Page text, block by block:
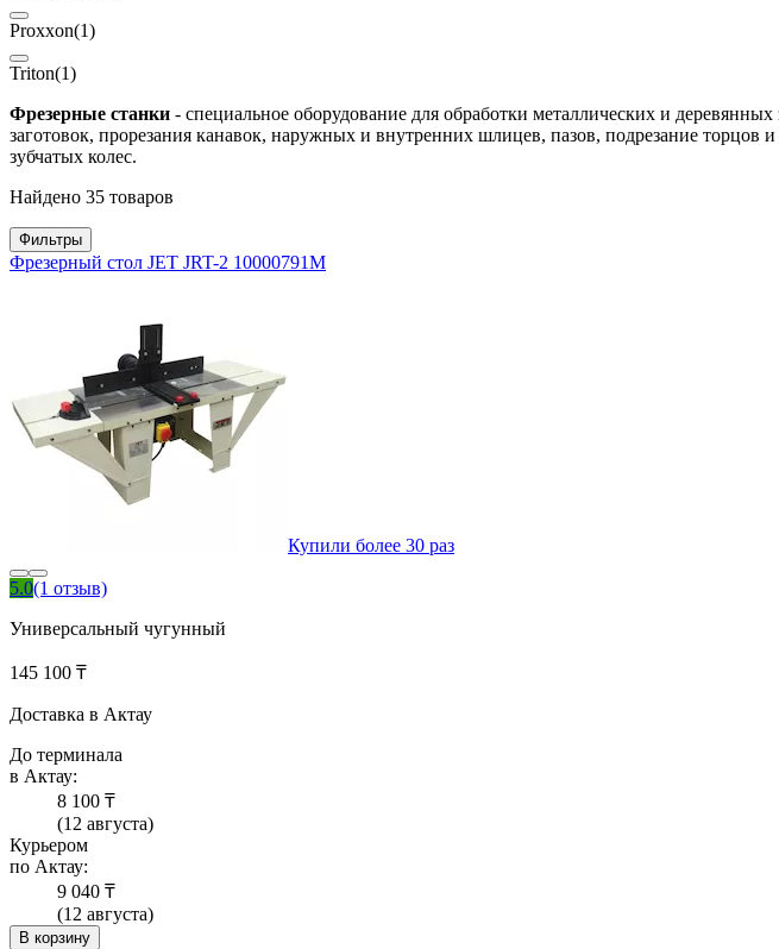
Proxxon(1)
Triton(1)
Фрезерные станки - специальное оборудование для обработки металлических и
заготовок, прорезания канавок, наружных и внутренних шлицев, пазов, подрезание
зубчатых колес.
Найдено 35 товаров
Фильтры
Фрезерный стол JET JRT-2 10000791M
Купили более 30 раз
5.0(1 отзыв)
Универсальный чугунный
145 100 ₸
Доставка в Актау
До терминала
в Актау:
8 100 ₸
(12 августа)
Курьером
по Актау:
9 040 ₸
(12 августа)
В корзину